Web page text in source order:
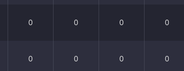
0 0 0 0
0 0 0 0